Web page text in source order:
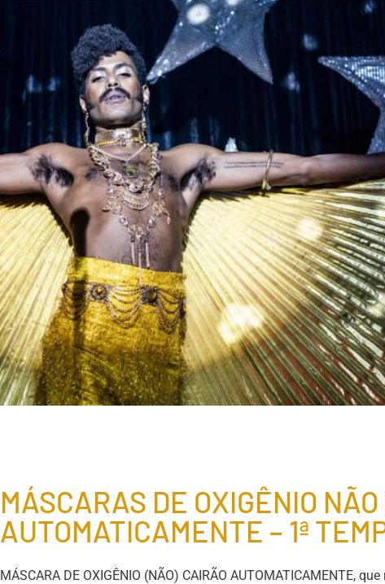
MÁSCARAS DE OXIGÊNIO
AUTOMATICAMENTE – 1ª
MÁSCARA DE OXIGÊNIO (NÃO) CAIRÃO AUTOMATICAMENTE,